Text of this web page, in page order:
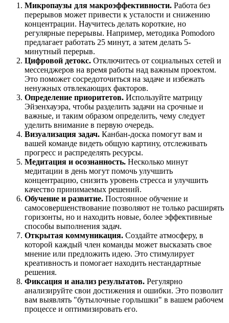
Микропаузы для макроэффективности. Работа без
перерывов может привести к усталости и снижению
концентрации. Научитесь делать короткие, но
регулярные перерывы. Например, методика Pomodoro
предлагает работать 25 минут, а затем делать 5-
минутный перерыв.
Цифровой детокс. Отключитесь от социальных сетей и
мессенджеров на время работы над важным проектом.
Это поможет сосредоточиться на задаче и избежать
ненужных отвлекающих факторов.
Определение приоритетов. Используйте матрицу
Эйзенхауэра, чтобы разделить задачи на срочные и
важные, и таким образом определить, чему следует
уделить внимание в первую очередь.
Визуализация задач. Канбан-доска помогут вам и
вашей команде видеть общую картину, отслеживать
прогресс и распределять ресурсы.
Медитация и осознанность. Несколько минут
медитации в день могут помочь улучшить
концентрацию, снизить уровень стресса и улучшить
качество принимаемых решений.
Обучение и развитие. Постоянное обучение и
самосовершенствование позволяют не только расширять
горизонты, но и находить новые, более эффективные
способы выполнения задач.
Открытая коммуникация. Создайте атмосферу, в
которой каждый член команды может высказать свое
мнение или предложить идею. Это стимулирует
креативность и помогает находить нестандартные
решения.
Фиксация и анализ результатов. Регулярно
анализируйте свои достижения и ошибки. Это позволит
вам выявлять "бутылочные горлышки" в вашем рабочем
процессе и оптимизировать его.